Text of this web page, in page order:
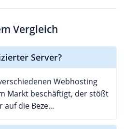
Vergleich
Server?
Webhosting
Markt beschäftigt, der stößt
die Beze...